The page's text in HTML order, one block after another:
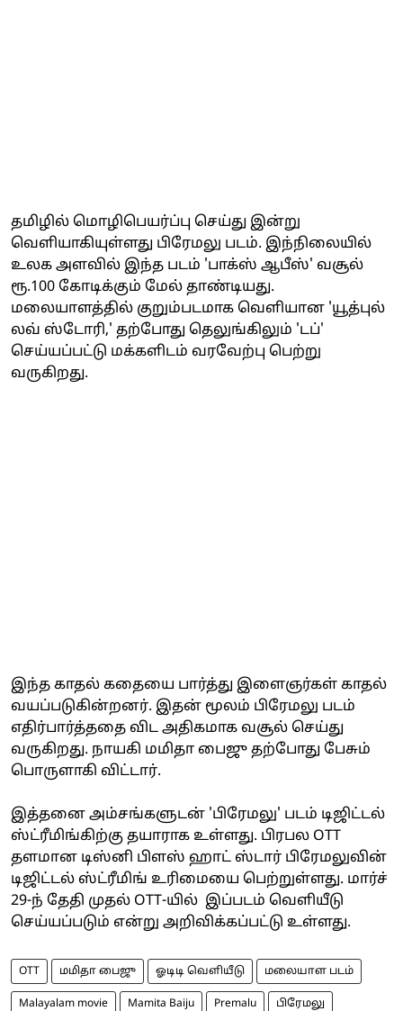
தமிழில் மொழிபெயர்ப்பு செய்து இன்று
வெளியாகியுள்ளது பிரேமலு படம். இந்நிலையில்
உலக அளவில் இந்த படம் 'பாக்ஸ் ஆபீஸ்' வசூல்
ரூ.100 கோடிக்கும் மேல் தாண்டியது.
மலையாளத்தில் குறும்படமாக வெளியான 'யூத்புல்
லவ் ஸ்டோரி,' தற்போது தெலுங்கிலும் 'டப்'
செய்யப்பட்டு மக்களிடம் வரவேற்பு பெற்று
வருகிறது.
இந்த காதல் கதையை பார்த்து இளைஞர்கள் காதல்
வயப்படுகின்றனர். இதன் மூலம் பிரேமலு படம்
எதிர்பார்த்ததை விட அதிகமாக வசூல் செய்து
வருகிறது. நாயகி மமிதா பைஜு தற்போது பேசும்
பொருளாகி விட்டார்.
இத்தனை அம்சங்களுடன் 'பிரேமலு' படம் டிஜிட்டல்
ஸ்ட்ரீமிங்கிற்கு தயாராக உள்ளது. பிரபல OTT
தளமான டிஸ்னி பிளஸ் ஹாட் ஸ்டார் பிரேமலுவின்
டிஜிட்டல் ஸ்ட்ரீமிங் உரிமையை பெற்றுள்ளது. மார்ச்
29-ந் தேதி முதல் OTT-யில் இப்படம் வெளியீடு
செய்யப்படும் என்று அறிவிக்கப்பட்டு உள்ளது.
OTT மமிதா பைஜு ஓடிடி வெளியீடு மலையாள படம்
Malayalam movie Mamita Baiju Premalu பிரேமலு